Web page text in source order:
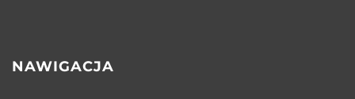
NAWIGACJA